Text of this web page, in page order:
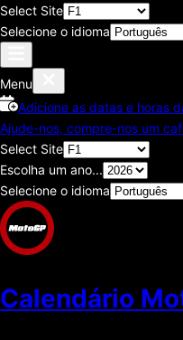
Select Site
Selecione o idioma
Menu
Adicione as datas e horas
Ajude-nos, compre-nos um
Select Site
Escolha um ano...
Selecione o idioma
Calendário